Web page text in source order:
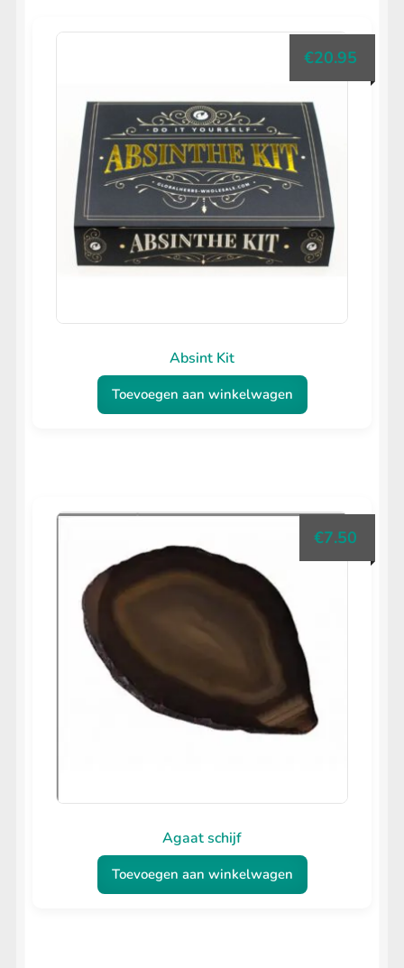
Absint Kit
€20.95
Toevoegen aan winkelwagen
Agaat schijf
€7.50
Toevoegen aan winkelwagen